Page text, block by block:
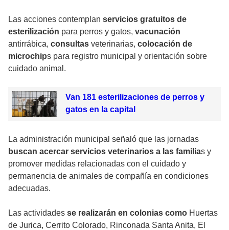
Las acciones contemplan servicios gratuitos de
esterilización para perros y gatos, vacunación
antirrábica, consultas veterinarias, colocación de
microchips para registro municipal y orientación sobre
cuidado animal.
Van 181 esterilizaciones de perros y
gatos en la capital
La administración municipal señaló que las jornadas
buscan acercar servicios veterinarios a las familias y
promover medidas relacionadas con el cuidado y
permanencia de animales de compañía en condiciones
adecuadas.
Las actividades se realizarán en colonias como Huertas
de Jurica, Cerrito Colorado, Rinconada Santa Anita, El